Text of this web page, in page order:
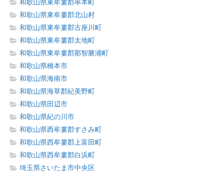
和歌山県東牟婁郡串本町
和歌山県東牟婁郡北山村
和歌山県東牟婁郡古座川町
和歌山県東牟婁郡太地町
和歌山県東牟婁郡那智勝浦町
和歌山県橋本市
和歌山県海南市
和歌山県海草郡紀美野町
和歌山県田辺市
和歌山県紀の川市
和歌山県西牟婁郡すさみ町
和歌山県西牟婁郡上富田町
和歌山県西牟婁郡白浜町
埼玉県さいたま市中央区